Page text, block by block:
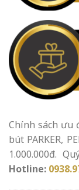
Chính sách ưu
bút PARKER,
1.000.000đ.
Hotline: